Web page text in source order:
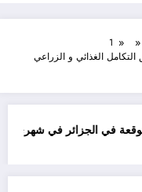
1
التكامل الغذائي و الزراعي
شهري سبتمبر و أكتوبر .. توقعات